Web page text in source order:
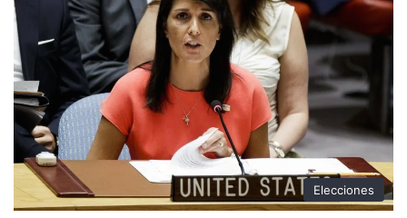
Elecciones